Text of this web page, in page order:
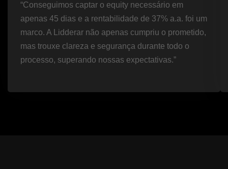
“Conseguimos captar o equity necessário em
apenas 45 dias e a rentabilidade de 37% a.a. foi um
marco. A Lidderar não apenas cumpriu o prometido,
mas trouxe clareza e segurança durante todo o
processo, superando nossas expectativas.”